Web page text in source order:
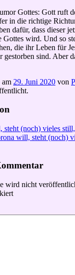
Gottes: Gott ruft
in die richtige
dafür, dass dieser
wird. Und so
die ihr Leben für
gestorben sind. Aber
am 29. Juni 2020 von
steht (noch) vieles
will, steht (noch)
wird nicht